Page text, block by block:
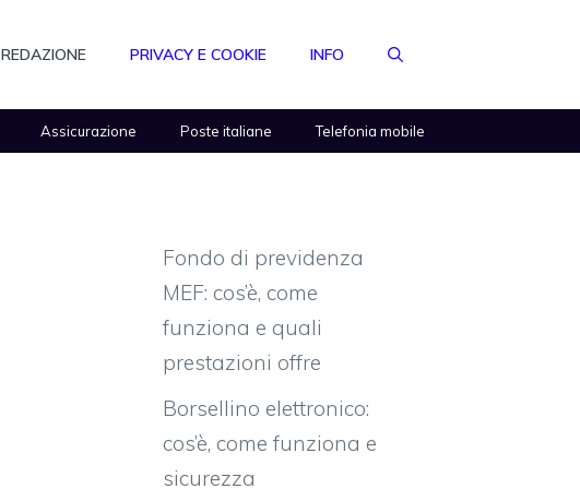
REDAZIONE PRIVACY E COOKIE INFO
Assicurazione Poste italiane Telefonia mobile
Fondo di previdenza
MEF: cos’è, come
funziona e quali
prestazioni offre
Borsellino elettronico:
cos’è, come funziona e
sicurezza